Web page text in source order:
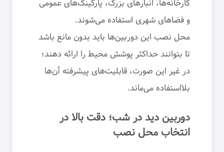
کارخانه‌ها، انبارهای بزرگ، پارکینگ‌های عمومی
و فضاهای شهری استفاده می‌شوند.
محل نصب این دوربین‌ها باید بدون مانع باشد
تا بتوانند حداکثر پوشش محیط را ارائه دهند؛
در غیر این صورت، قابلیت‌های پیشرفته آن‌ها
بلااستفاده می‌ماند.
دوربین دید در شب؛ دقت بالا در
انتخاب محل نصب